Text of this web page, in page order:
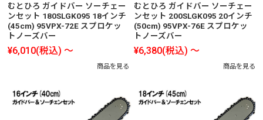
むとひろ ガイドバー ソーチェー
ンセット 180SLGK095 18インチ
(45cm) 95VPX-72E スプロケッ
トノーズバー
¥6,010(税込) ～
商品を見る
むとひろ ガイドバー ソーチェー
ンセット 200SLGK095 20インチ
(50cm) 95VPX-76E スプロケッ
トノーズバー
¥6,380(税込) ～
商品を見る